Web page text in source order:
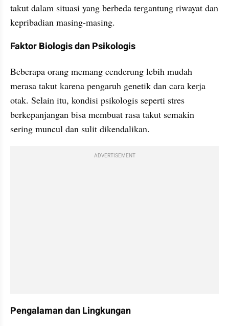
takut dalam situasi yang berbeda tergantung riwayat dan
kepribadian masing-masing.
Faktor Biologis dan Psikologis
Beberapa orang memang cenderung lebih mudah
merasa takut karena pengaruh genetik dan cara kerja
otak. Selain itu, kondisi psikologis seperti stres
berkepanjangan bisa membuat rasa takut semakin
sering muncul dan sulit dikendalikan.
ADVERTISEMENT
Pengalaman dan Lingkungan